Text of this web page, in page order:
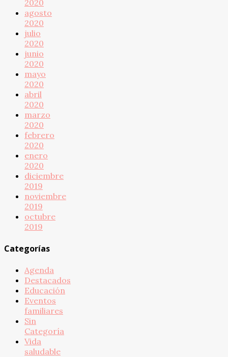
2020
agosto
2020
julio
2020
junio
2020
mayo
2020
abril
2020
marzo
2020
febrero
2020
enero
2020
diciembre
2019
noviembre
2019
octubre
2019
Categorías
Agenda
Destacados
Educación
Eventos
familiares
Sin
Categoría
Vida
saludable